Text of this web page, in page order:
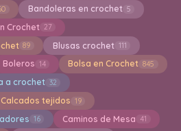
Bandoleras en crochet 5
Crochet 27
89 Blusas crochet 111
Boleros 14 Bolsa en Crochet 845
a crochet 32
Calcados tejidos 19
16 Caminos de Mesa 41